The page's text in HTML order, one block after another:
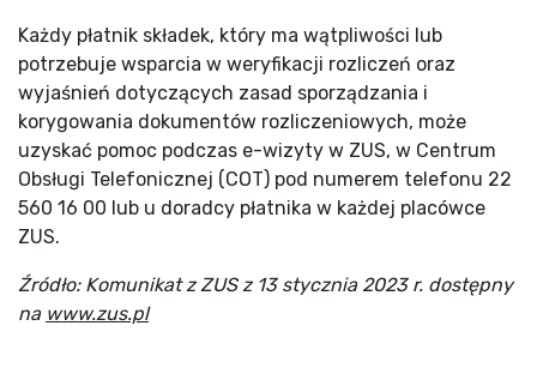
Każdy płatnik składek, który ma wątpliwości lub
potrzebuje wsparcia w weryfikacji rozliczeń oraz
wyjaśnień dotyczących zasad sporządzania i
korygowania dokumentów rozliczeniowych, może
uzyskać pomoc podczas e-wizyty w ZUS, w Centrum
Obsługi Telefonicznej (COT) pod numerem telefonu 22
560 16 00 lub u doradcy płatnika w każdej placówce
ZUS.
Źródło: Komunikat z ZUS z 13 stycznia 2023 r. dostępny
na www.zus.pl